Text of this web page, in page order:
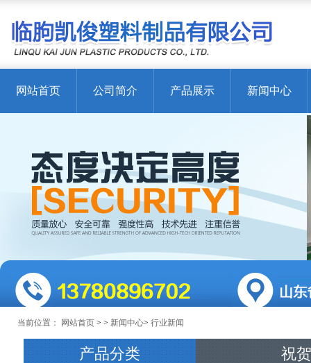
网站首页 公司简介 产品展示 新闻中心
当前位置： 网站首页 > > 新闻中心> 行业新闻
产品分类 祝